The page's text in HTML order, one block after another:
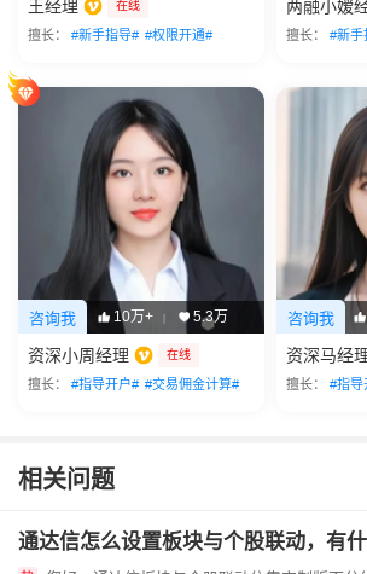
王经理 在线
擅长： #新手指导# #权限开通#
两融小嫒
擅长： #新手
咨询我 10万+ | 5.3万
资深小周经理 在线
擅长： #指导开户# #交易佣金计算#
咨询我
资深马经
擅长： #指导
相关问题
通达信怎么设置板块与个股联动，有